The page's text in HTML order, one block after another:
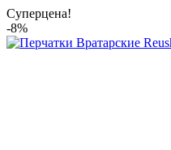
Суперцена!
-8%